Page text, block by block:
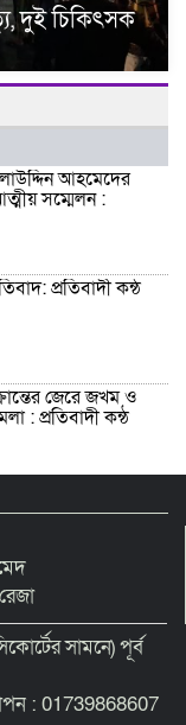
দুই চিকিৎসক
আহমেদের
সম্মেলন :
প্রতিবাদী কন্ঠ
জেরে জখম ও
: প্রতিবাদী কন্ঠ
পাচার বন্দে
নাজনীনের সুপারিশ :
সামনে) পূর্ব
: 01739868607